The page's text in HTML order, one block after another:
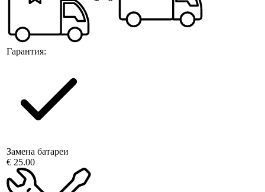
Гарантия:
Замена батареи
€ 25.00